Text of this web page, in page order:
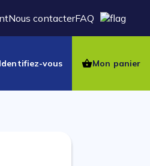
Nous contacterFAQ
Identifiez-vous Mon panier